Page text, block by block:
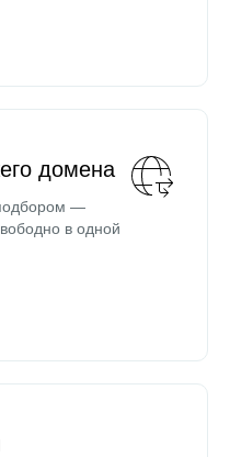
домена
—
в одной